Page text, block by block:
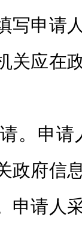
写申请
关应在
请。申
政府信
申请人